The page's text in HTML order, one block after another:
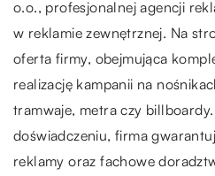
o.o., profesjonalnej agencji
w reklamie zewnętrznej. Na
oferta firmy, obejmująca
realizację kampanii na
tramwaje, metra czy
doświadczeniu, firma
reklamy oraz fachowe